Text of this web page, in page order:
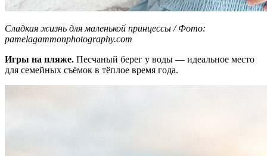
Сладкая жизнь для маленькой принцессы / Фото:
pamelagammonphotography.com
Игры на пляже. Песчаный берег у воды — идеальное место
для семейных съёмок в тёплое время года.